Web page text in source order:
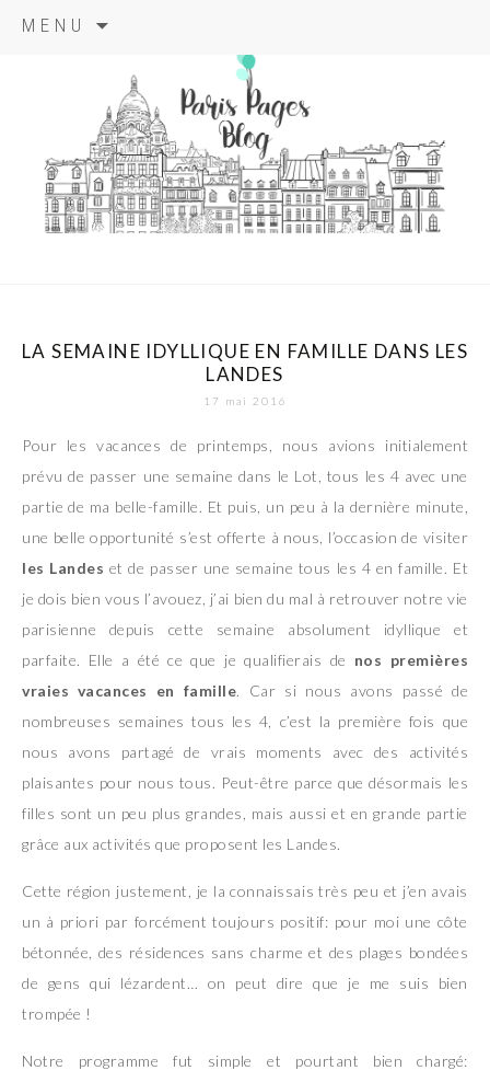
MENU
principal
paris pages
blog
LA SEMAINE IDYLLIQUE EN FAMILLE DANS LES
LANDES
17 mai 2016
Pour les vacances de printemps, nous avions initialement
prévu de passer une semaine dans le Lot, tous les 4 avec une
partie de ma belle-famille. Et puis, un peu à la dernière minute,
une belle opportunité s’est offerte à nous, l’occasion de visiter
les Landes et de passer une semaine tous les 4 en famille. Et
je dois bien vous l’avouez, j’ai bien du mal à retrouver notre vie
parisienne depuis cette semaine absolument idyllique et
parfaite. Elle a été ce que je qualifierais de nos premières
vraies vacances en famille. Car si nous avons passé de
nombreuses semaines tous les 4, c’est la première fois que
nous avons partagé de vrais moments avec des activités
plaisantes pour nous tous. Peut-être parce que désormais les
filles sont un peu plus grandes, mais aussi et en grande partie
grâce aux activités que proposent les Landes.
Cette région justement, je la connaissais très peu et j’en avais
un à priori par forcément toujours positif: pour moi une côte
bétonnée, des résidences sans charme et des plages bondées
de gens qui lézardent… on peut dire que je me suis bien
trompée !
Notre programme fut simple et pourtant bien chargé: